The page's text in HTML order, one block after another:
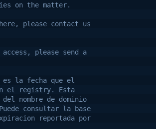
on the matter.
please contact us
please send a
es la fecha que el
el registry. Esta
nombre de dominio
consultar la base
reportada por